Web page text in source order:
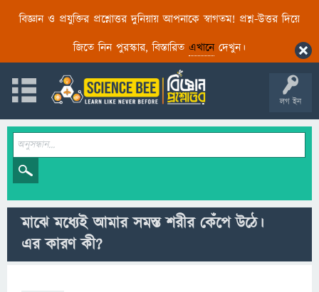
বিজ্ঞান ও প্রযুক্তির প্রশ্নোত্তর দুনিয়ায় আপনাকে স্বাগতম! প্রশ্ন-উত্তর দিয়ে
জিতে নিন পুরস্কার, বিস্তারিত এখানেদেখুন।
লগ ইন
মাঝে মধ্যেই আমার সমস্ত শরীর কেঁপে উঠে।
এর কারণ কী?